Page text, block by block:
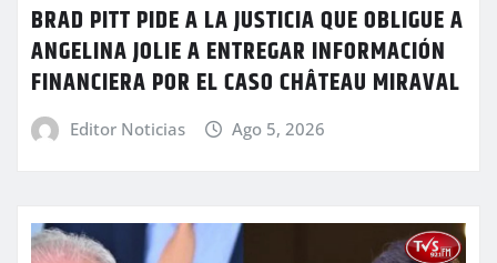
BRAD PITT PIDE A LA JUSTICIA QUE OBLIGUE A
ANGELINA JOLIE A ENTREGAR INFORMACIÓN
FINANCIERA POR EL CASO CHÂTEAU MIRAVAL
Editor Noticias Ago 5, 2026